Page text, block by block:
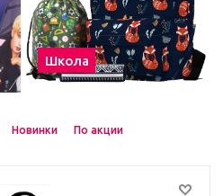
Школа
Новинки По акции